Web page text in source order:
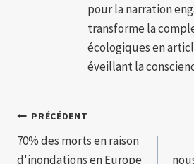
pour la narration
transforme la
écologiques en
éveillant la
Navigation
de
PRÉCÉDENT
70% des morts en raison
d'inondations en Europe